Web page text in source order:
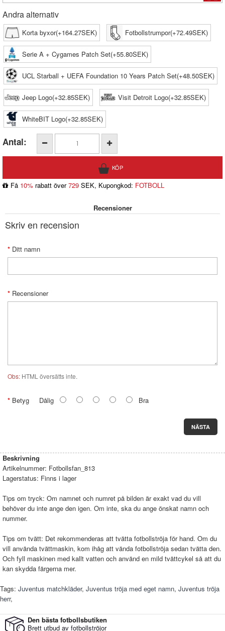
Andra alternativ
Korta byxor(+164.27SEK) Fotbollstrumpor(+72.49SEK)
Serie A + Cygames Patch Set(+55.80SEK)
UCL Starball + UEFA Foundation 10 Years Patch Set(+48.50SEK)
Jeep Logo(+32.85SEK) Visit Detroit Logo(+32.85SEK)
WhiteBIT Logo(+32.85SEK)
Antal:
Få 10% rabatt över729 SEK, Kupongkod: FOTBOLL
Recensioner
Skriv en recension
Ditt namn
Recensioner
Obs: HTML översätts inte.
Betyg Dålig Bra
NÄSTA
Beskrivning
Artikelnummer: Fotbollsfan_813
Lagerstatus: Finns i lager
Tips om tryck: Om namnet och numret på bilden är exakt vad du vill
behöver du inte ange den igen. Om inte, ska du ange önskat namn och
nummer.
Tips om tvätt: Det rekommenderas att tvätta fotbollströja för hand. Om du
vill använda tvättmaskin, kom ihåg att vända fotbollströja sedan tvätta den.
Och fyll maskinen med kallt vatten och använd en mild tvättcykel så att du
kan skydda färgerna mer.
Tags: Juventus matchkläder, Juventus tröja med eget namn, Juventus tröja
herr,
Den bästa fotbollsbutiken
Brett utbud av fotbollströjor